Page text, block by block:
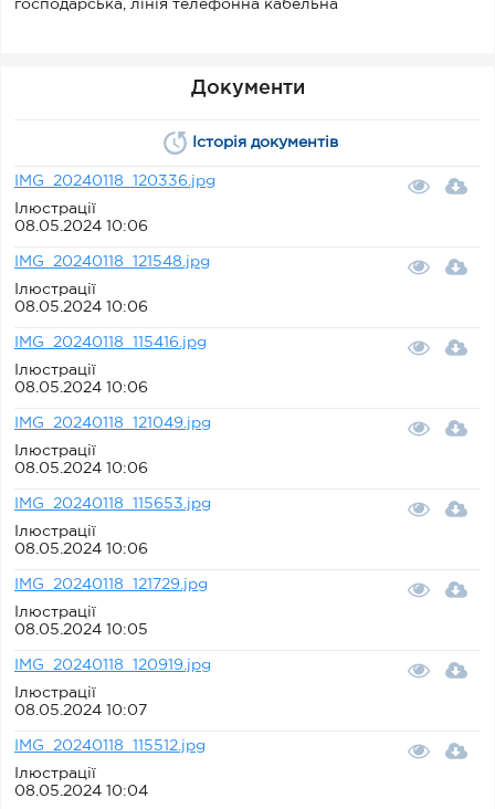
господарська, лінія телефонна кабельна
Документи
Історія документів
IMG_20240118_120336.jpg
Ілюстрації
08.05.2024 10:06
IMG_20240118_121548.jpg
Ілюстрації
08.05.2024 10:06
IMG_20240118_115416.jpg
Ілюстрації
08.05.2024 10:06
IMG_20240118_121049.jpg
Ілюстрації
08.05.2024 10:06
IMG_20240118_115653.jpg
Ілюстрації
08.05.2024 10:06
IMG_20240118_121729.jpg
Ілюстрації
08.05.2024 10:05
IMG_20240118_120919.jpg
Ілюстрації
08.05.2024 10:07
IMG_20240118_115512.jpg
Ілюстрації
08.05.2024 10:04